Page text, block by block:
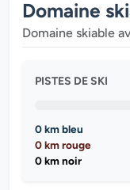
Domaine
Domaine skiable
PISTES DE SKI
0 km bleu
0 km rouge
0 km noir